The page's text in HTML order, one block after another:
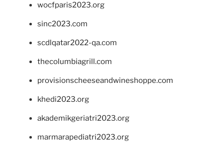
wocfparis2023.org
sinc2023.com
scdlqatar2022-qa.com
thecolumbiagrill.com
provisionscheeseandwineshoppe.com
khedi2023.org
akademikgeriatri2023.org
marmarapediatri2023.org